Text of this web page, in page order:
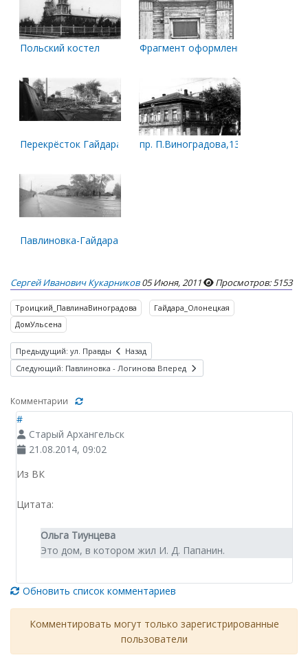
Польский костел Фрагмент оформления фасада
Перекрёсток Гайдара-П.Виноградовапр. П.Виноградова,136. Бывший
Павлиновка-Гайдара
Сергей Иванович Кукарников 05 Июня, 2011 Просмотров: 5153
Троицкий_ПавлинаВиноградова
Гайдара_Олонецкая
ДомУльсена
Предыдущий: ул. Правды
Назад
Следующий: Павлиновка - Логинова Вперед
Комментарии
#
Старый Архангельск
21.08.2014, 09:02
Из ВК
Цитата:
Ольга Тиунцева
Это дом, в котором жил И. Д. Папанин.
Обновить список комментариев
Комментировать могут только зарегистрированные
пользователи